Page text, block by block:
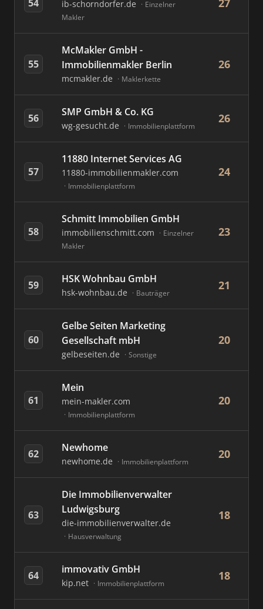
54 ib-schorndorfer.de
Einzelner
Makler
27
55
McMakler GmbH -
Immobilienmakler Berlin
mcmakler.de Maklerkette
26
56 SMP GmbH & Co. KG
wg-gesucht.de Immobilienplattform
26
57
11880 Internet Services AG
11880-immobilienmakler.com
Immobilienplattform
24
58
Schmitt Immobilien GmbH
immobilienschmitt.com
Einzelner
Makler
23
59 HSK Wohnbau GmbH
hsk-wohnbau.de Bauträger
21
60
Gelbe Seiten Marketing
Gesellschaft mbH
gelbeseiten.de Sonstige
20
61
Mein
mein-makler.com
Immobilienplattform
20
62 Newhome
newhome.de Immobilienplattform
20
63
Die Immobilienverwalter
Ludwigsburg
die-immobilienverwalter.de
Hausverwaltung
18
64 immovativ GmbH
kip.net Immobilienplattform
18